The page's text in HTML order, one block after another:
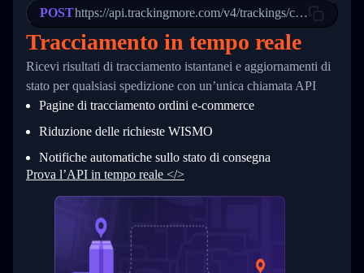
24
26
27
28
30
31
32
33
34
          },
          {
            "Date": "2017-03-06 15:28:00",
"StatusDescription": "Shipment
"Details": "BEIJING-
          }
        ]
      }
    ]
  }
}
POSThttps://api.trackingmore.com/v4/trackings/create
Tracciamento in tempo reale
Ricevi risultati di tracciamento istantanei e aggiornamenti di
stato per qualsiasi spedizione con un’unica chiamata API
Pagine di tracciamento ordini e‑commerce
Riduzione delle richieste WISMO
Notifiche automatiche sullo stato di consegna
Prova l’API in tempo reale </>